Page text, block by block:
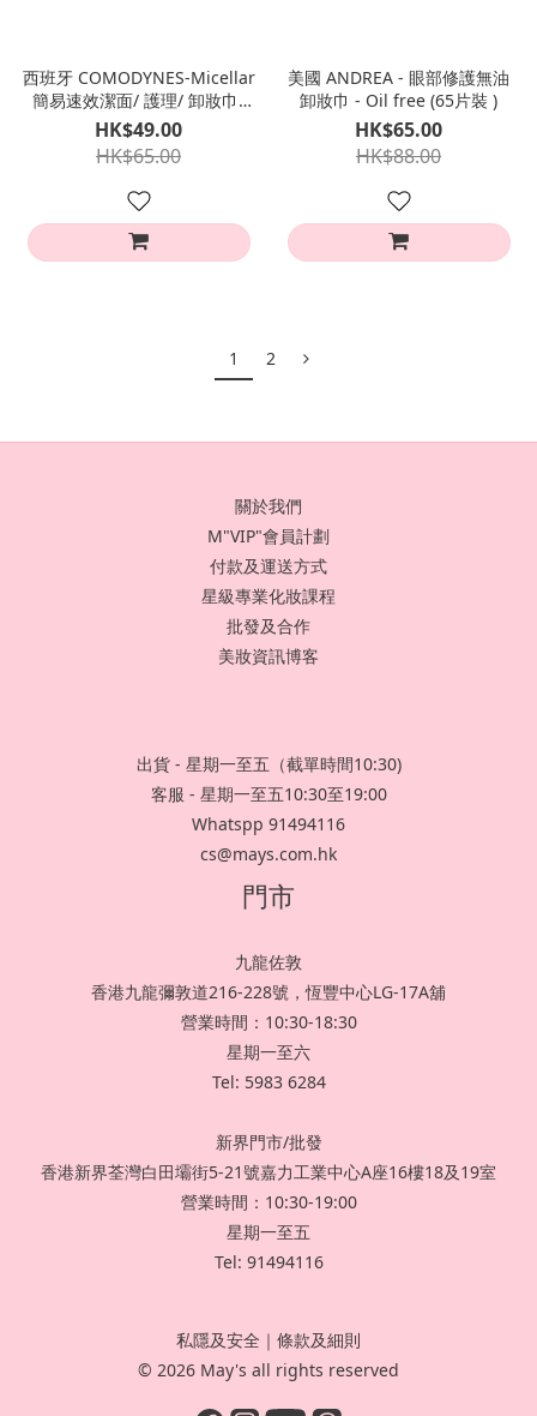
西班牙 COMODYNES-Micellar
簡易速效潔面/ 護理/ 卸妝巾-
敏感肌膚（20片）
HK$49.00
HK$65.00
美國 ANDREA - 眼部修護無油
卸妝巾 - Oil free (65片裝 )
HK$65.00
HK$88.00
1 2
關於我們
M"VIP"會員計劃
付款及運送方式
星級專業化妝課程
批發及合作
美妝資訊博客
出貨 - 星期一至五（截單時間10:30)
客服 - 星期一至五10:30至19:00
Whatspp 91494116
cs@mays.com.hk
門市
九龍佐敦
香港九龍彌敦道216-228號，恆豐中心LG-17A舖
營業時間：10:30-18:30
星期一至六
Tel: 5983 6284
新界門市/批發
香港新界荃灣白田壩街5-21號嘉力工業中心A座16樓18及19室
營業時間：10:30-19:00
星期一至五
Tel: 91494116
私隱及安全 ｜ 條款及細則
© 2026 May's all rights reserved